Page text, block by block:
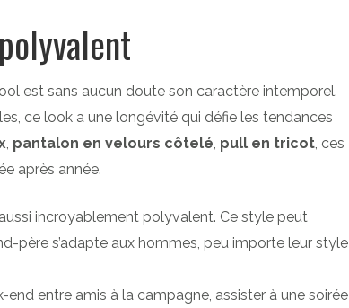
est sans aucun doute son caractère intemporel.
ce look a une longévité qui défie les tendances
, pantalon en velours côtelé, pull en tricot, ces
après année.
incroyablement polyvalent. Ce style peut
père s’adapte aux hommes, peu importe leur style
entre amis à la campagne, assister à une soirée